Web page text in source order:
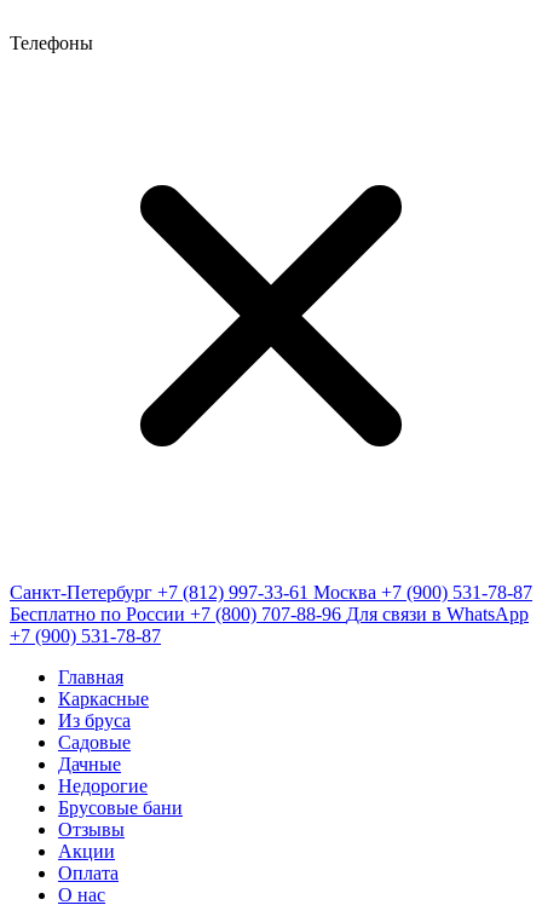
Телефоны
Санкт-Петербург +7 (812) 997-33-61 Москва +7 (900) 531-78-87
Бесплатно по России +7 (800) 707-88-96 Для связи в WhatsApp
+7 (900) 531-78-87
Главная
Каркасные
Из бруса
Садовые
Дачные
Недорогие
Брусовые бани
Отзывы
Акции
Оплата
О нас